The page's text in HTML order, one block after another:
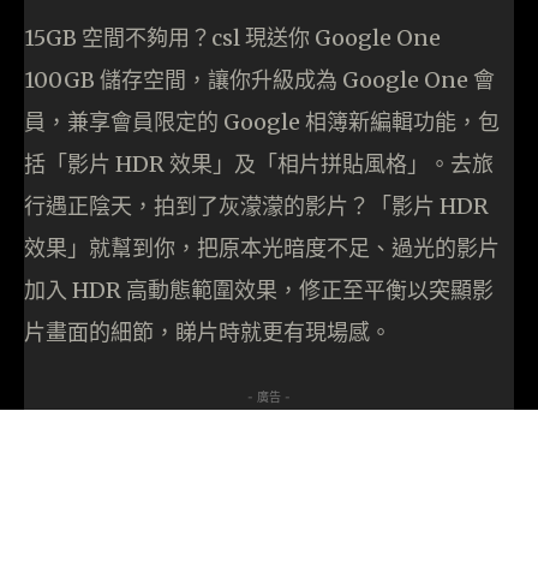
15GB 空間不夠用？csl 現送你 Google One
100GB 儲存空間，讓你升級成為 Google One 會
員，兼享會員限定的 Google 相簿新編輯功能，包
括「影片 HDR 效果」及「相片拼貼風格」。去旅
行遇正陰天，拍到了灰濛濛的影片？「影片 HDR
效果」就幫到你，把原本光暗度不足、過光的影片
加入 HDR 高動態範圍效果，修正至平衡以突顯影
片畫面的細節，睇片時就更有現場感。
- 廣告 -